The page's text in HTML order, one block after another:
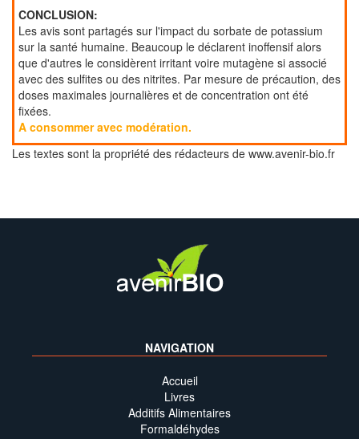
CONCLUSION:
Les avis sont partagés sur l'impact du sorbate de potassium
sur la santé humaine. Beaucoup le déclarent inoffensif alors
que d'autres le considèrent irritant voire mutagène si associé
avec des sulfites ou des nitrites. Par mesure de précaution, des
doses maximales journalières et de concentration ont été
fixées.
A consommer avec modération.
Les textes sont la propriété des rédacteurs de www.avenir-bio.fr
NAVIGATION
Accueil
Livres
Additifs Alimentaires
Formaldéhydes